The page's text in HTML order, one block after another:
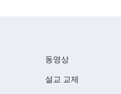
동영상
설교 교제